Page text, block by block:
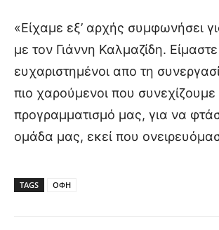
«Είχαμε εξ’ αρχής συμφωνήσει
με τον Γιάννη Καλμαζίδη.
ευχαριστημένοι απο τη
πιο χαρούμενοι που συνεχίζουμε
προγραμματισμό μας, για να
ομάδα μας, εκεί που
TAGS ΟΦΗ